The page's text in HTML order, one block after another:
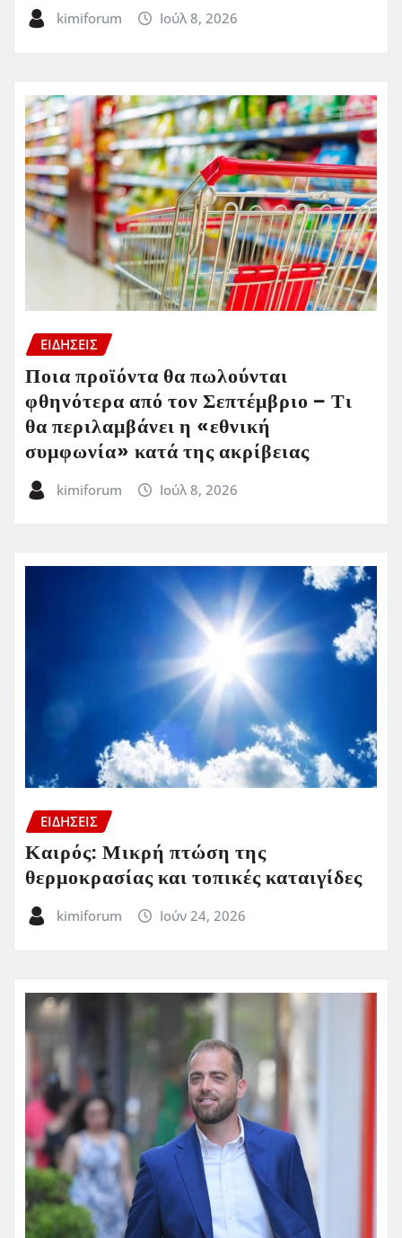
kimiforum Ιούλ 8, 2026
ΕΙΔΗΣΕΙΣ
Ποια προϊόντα θα πωλούνται
φθηνότερα από τον Σεπτέμβριο – Τι
θα περιλαμβάνει η «εθνική
συμφωνία» κατά της ακρίβειας
kimiforum Ιούλ 8, 2026
ΕΙΔΗΣΕΙΣ
Καιρός: Μικρή πτώση της
θερμοκρασίας και τοπικές καταιγίδες
kimiforum Ιούν 24, 2026